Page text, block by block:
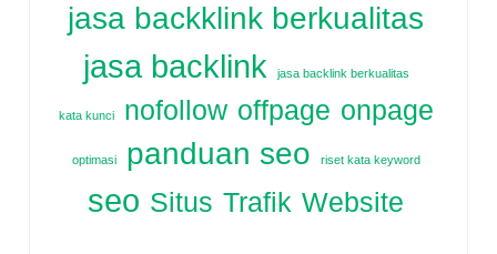
jasa backklink berkualitas
jasa backlink jasa backlink berkualitas
kata kunci nofollow offpage onpage
optimasi panduan seo riset kata keyword
seo Situs Trafik Website